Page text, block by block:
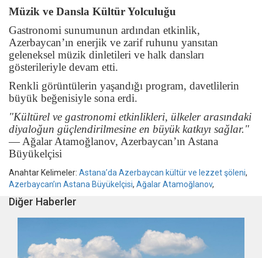
Müzik ve Dansla Kültür Yolculuğu
Gastronomi sunumunun ardından etkinlik,
Azerbaycan’ın enerjik ve zarif ruhunu yansıtan
geleneksel müzik dinletileri ve halk dansları
gösterileriyle devam etti.
Renkli görüntülerin yaşandığı program, davetlilerin
büyük beğenisiyle sona erdi.
"Kültürel ve gastronomi etkinlikleri, ülkeler arasındaki
diyaloğun güçlendirilmesine en büyük katkıyı sağlar."
— Ağalar Atamoğlanov, Azerbaycan’ın Astana
Büyükelçisi
Anahtar Kelimeler: Astana’da Azerbaycan kültür ve lezzet şöleni,
Azerbaycan’ın Astana Büyükelçisi, Ağalar Atamoğlanov,
Diğer Haberler